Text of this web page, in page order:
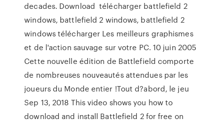
decades. Download télécharger battlefield 2
windows, battlefield 2 windows, battlefield 2
windows télécharger Les meilleurs graphismes
et de l'action sauvage sur votre PC. 10 juin 2005
Cette nouvelle édition de Battlefield comporte
de nombreuses nouveautés attendues par les
joueurs du Monde entier !Tout d?abord, le jeu
Sep 13, 2018 This video shows you how to
download and install Battlefield 2 for free on